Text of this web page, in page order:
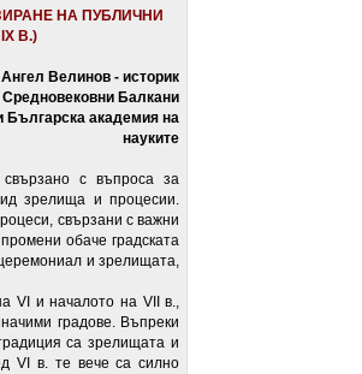
НА ПУБЛИЧНИ
IXВ.)
Ангел Велинов - историк
Балкани
Българска академия на
науките
с въпроса за
зрелища и процесии.
свързани с важни
обаче градската
и зрелищата,
VI и началото на VII в.,
градове. Въпреки
са зрелищата и
VI в. те вече са силно